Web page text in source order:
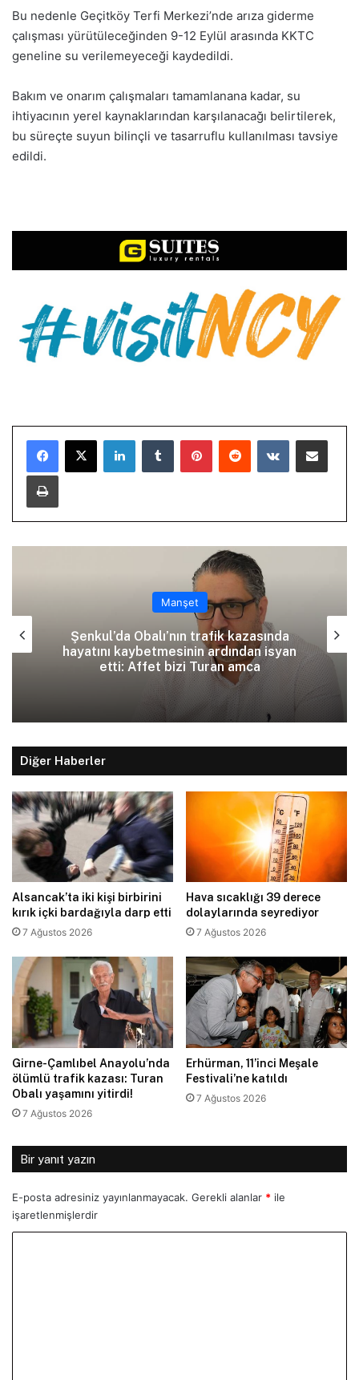
Bu nedenle Geçitköy Terfi Merkezi’nde arıza giderme
çalışması yürütüleceğinden 9-12 Eylül arasında KKTC
geneline su verilemeyeceği kaydedildi.
Bakım ve onarım çalışmaları tamamlanana kadar, su
ihtiyacının yerel kaynaklarından karşılanacağı belirtilerek,
bu süreçte suyun bilinçli ve tasarruflu kullanılması tavsiye
edildi.
LinkedInTumblr PinterestReddit VKontakteE-Posta ile paylaş
Yazdır
Manşet
Şenkul’da Obalı’nın trafik kazasında
hayatını kaybetmesinin ardından isyan
etti: Affet bizi Turan amca
Diğer Haberler
Alsancak’ta iki kişi birbirini
kırık içki bardağıyla darp etti
7 Ağustos 2026
Hava sıcaklığı 39 derece
dolaylarında seyrediyor
7 Ağustos 2026
Girne-Çamlıbel Anayolu’nda
ölümlü trafik kazası: Turan
Obalı yaşamını yitirdi!
7 Ağustos 2026
Erhürman, 11’inci Meşale
Festivali’ne katıldı
7 Ağustos 2026
Bir yanıt yazın
E-posta adresiniz yayınlanmayacak. Gerekli alanlar * ile
işaretlenmişlerdir